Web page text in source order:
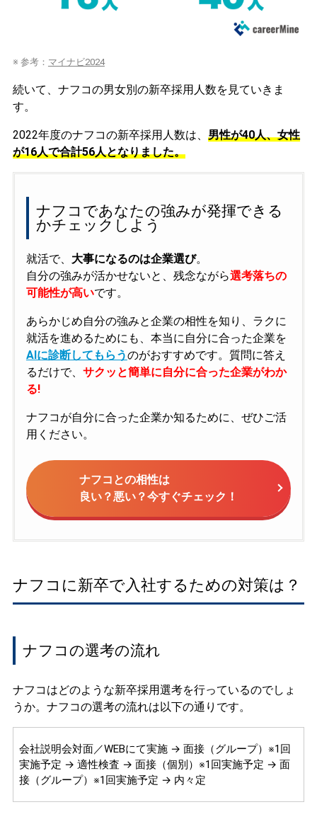
※ 参考： マイナビ2024
続いて、ナフコの男女別の新卒採用人数を見ていきま
す。
2022年度のナフコの新卒採用人数は、 男性が40人、女性
が16人で合計56人となりました。
ナフコであなたの強みが発揮できる
かチェックしよう
就活で、 大事になるのは企業選び。
自分の強みが活かせないと、残念ながら選考落ちの
可能性が高いです。
あらかじめ自分の強みと企業の相性を知り、ラクに
就活を進めるためにも、本当に自分に合った企業を
AIに診断してもらうのがおすすめです。質問に答え
るだけで、 サクッと簡単に自分に合った企業がわか
る!
ナフコが自分に合った企業か知るために、ぜひご活
用ください。
ナフコとの相性は
良い？悪い？今すぐチェック！
ナフコに新卒で入社するための対策は？
ナフコの選考の流れ
ナフコはどのような新卒採用選考を行っているのでしょ
うか。ナフコの選考の流れは以下の通りです。
会社説明会対面／WEBにて実施 → 面接（グループ）※1回
実施予定 → 適性検査 → 面接（個別）※1回実施予定 → 面
接（グループ）※1回実施予定 → 内々定